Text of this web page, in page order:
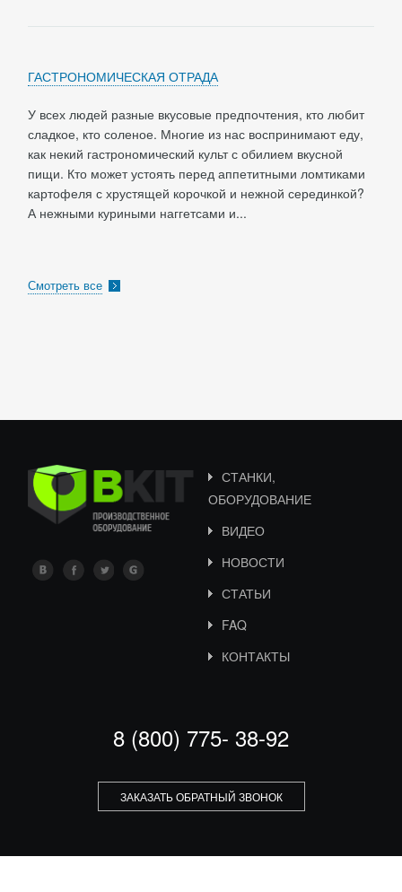
ГАСТРОНОМИЧЕСКАЯ ОТРАДА
У всех людей разные вкусовые предпочтения, кто любит
сладкое, кто соленое. Многие из нас воспринимают еду,
как некий гастрономический культ с обилием вкусной
пищи. Кто может устоять перед аппетитными ломтиками
картофеля с хрустящей корочкой и нежной серединкой?
А нежными куриными наггетсами и...
Смотреть все
СТАНКИ,
ОБОРУДОВАНИЕ
ВИДЕО
НОВОСТИ
СТАТЬИ
FAQ
КОНТАКТЫ
8 (800) 775- 38-92
ЗАКАЗАТЬ ОБРАТНЫЙ ЗВОНОК